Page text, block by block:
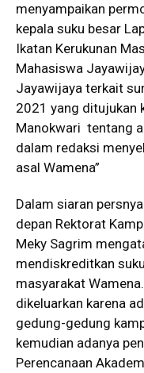
menyampaikan
kepala suku besar
Ikatan Kerukunan
Mahasiswa
Jayawijaya terkait
2021 yang ditujukan
Manokwari tentang
dalam redaksi
asal Wamena”
Dalam siaran
depan Rektorat
Meky Sagrim
mendiskreditkan
masyarakat
dikeluarkan karena
gedung-gedung
kemudian adanya
Perencanaan